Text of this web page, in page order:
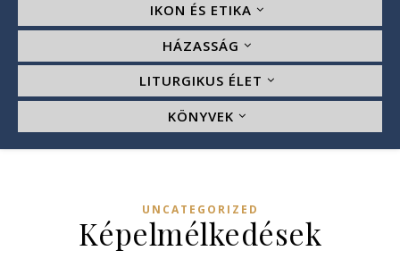
IKON ÉS ETIKA
HÁZASSÁG
LITURGIKUS ÉLET
KÖNYVEK
UNCATEGORIZED
Képelmélkedések